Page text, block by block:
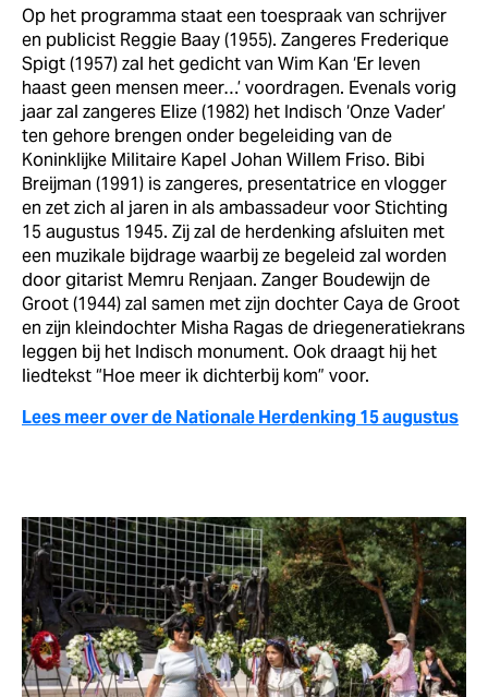
Op het programma staat een toespraak van schrijver
en publicist Reggie Baay (1955). Zangeres Frederique
Spigt (1957) zal het gedicht van Wim Kan ‘Er leven
haast geen mensen meer…’ voordragen. Evenals vorig
jaar zal zangeres Elize (1982) het Indisch ‘Onze Vader’
ten gehore brengen onder begeleiding van de
Koninklijke Militaire Kapel Johan Willem Friso. Bibi
Breijman (1991) is zangeres, presentatrice en vlogger
en zet zich al jaren in als ambassadeur voor Stichting
15 augustus 1945. Zij zal de herdenking afsluiten met
een muzikale bijdrage waarbij ze begeleid zal worden
door gitarist Memru Renjaan. Zanger Boudewijn de
Groot (1944) zal samen met zijn dochter Caya de Groot
en zijn kleindochter Misha Ragas de driegeneratiekrans
leggen bij het Indisch monument. Ook draagt hij het
liedtekst “Hoe meer ik dichterbij kom” voor.
Lees meer over de Nationale Herdenking 15 augustus